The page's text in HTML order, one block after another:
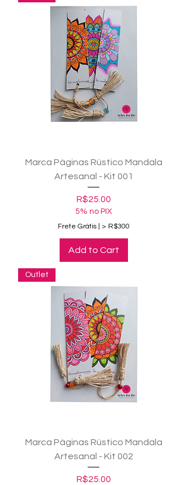
Marca Páginas Rústico Mandala
Artesanal - Kit 001
Price
R$25.00
5% no PIX
Frete Grátis | > R$300
Add to Cart
Outlet
Marca Páginas Rústico Mandala
Artesanal - Kit 002
Price
R$25.00